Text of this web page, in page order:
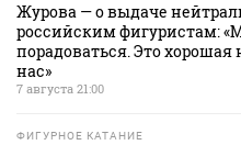
Журова — о выдаче
российским фигуристам:
порадоваться. Это хорошая
нас»
7 августа 21:00
ФИГУРНОЕ КАТАНИЕ